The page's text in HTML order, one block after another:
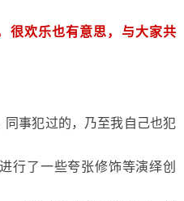
征
很欢乐也有意思，与大家共
事犯过的，乃至我自己也犯
行了一些夸张修饰等演绎创